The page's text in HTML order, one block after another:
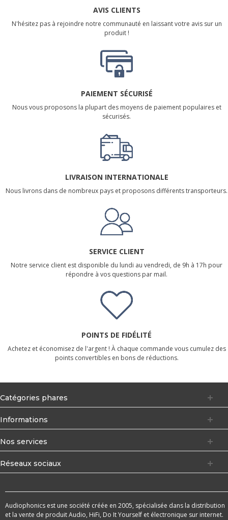
AVIS CLIENTS
N'hésitez pas à rejoindre notre communauté en laissant votre avis sur un
produit !
PAIEMENT SÉCURISÉ
Nous vous proposons la plupart des moyens de paiement populaires et
sécurisés.
LIVRAISON INTERNATIONALE
Nous livrons dans de nombreux pays et proposons différents transporteurs.
SERVICE CLIENT
Notre service client est disponible du lundi au vendredi, de 9h à 17h pour
répondre à vos questions par mail.
POINTS DE FIDÉLITÉ
Achetez et économisez de l'argent ! À chaque commande vous cumulez des
points convertibles en bons de réductions.
Catégories phares
Informations
Nos services
Réseaux sociaux
Audiophonics est une société créée en 2005, spécialisée dans la distribution
et la vente de produit Audio, HiFi, Do It Yourself et électronique sur internet.